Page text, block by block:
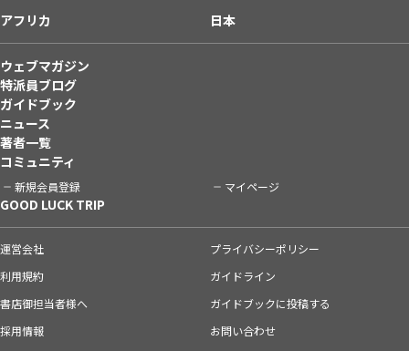
アフリカ
日本
ウェブマガジン
特派員ブログ
ガイドブック
ニュース
著者一覧
コミュニティ
新規会員登録 マイページ
GOOD LUCK TRIP
運営会社
プライバシーポリシー
利用規約
ガイドライン
書店御担当者様へ
ガイドブックに投稿する
採用情報
お問い合わせ